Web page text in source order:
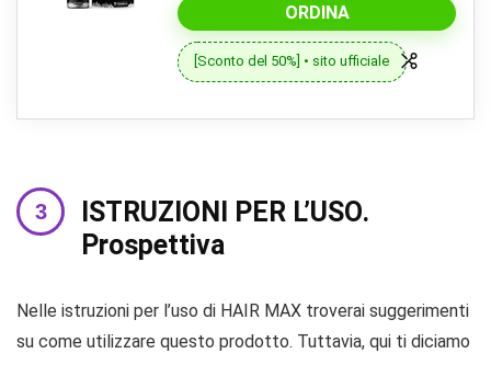
ORDINA
[Sconto del 50%] • sito ufficiale
ISTRUZIONI PER L’USO.
Prospettiva
Nelle istruzioni per l’uso di HAIR MAX troverai suggerimenti
su come utilizzare questo prodotto. Tuttavia, qui ti diciamo